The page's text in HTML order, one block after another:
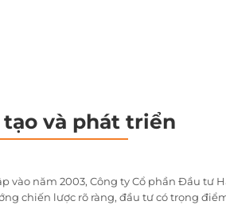
và phát triển
vào năm 2003, Công ty Cổ phần Đầu tư
chiến lược rõ ràng, đầu tư có trọng